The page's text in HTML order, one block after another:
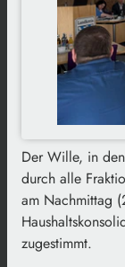
Der Wille, in
durch alle
am Nachmittag
zugestimmt.